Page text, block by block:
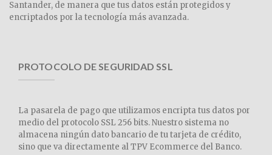
Santander, de manera que tus datos están protegidos y
encriptados por la tecnología más avanzada.
PROTOCOLO DE SEGURIDAD SSL
La pasarela de pago que utilizamos encripta tus datos por
medio del protocolo SSL 256 bits. Nuestro sistema no
almacena ningún dato bancario de tu tarjeta de crédito,
sino que va directamente al TPV Ecommerce del Banco.